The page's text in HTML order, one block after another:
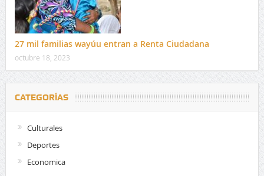
27 mil familias wayúu entran a Renta Ciudadana
octubre 18, 2023
CATEGORÍAS
Culturales
Deportes
Economica